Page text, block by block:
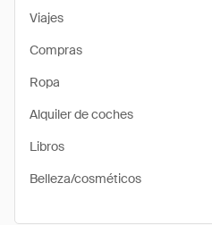
Viajes
Compras
Ropa
Alquiler de coches
Libros
Belleza/cosméticos